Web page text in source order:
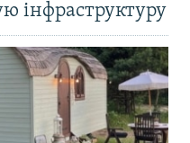
інфраструктуру